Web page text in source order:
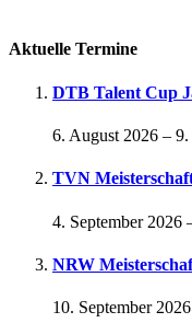
Aktuelle Termine
DTB Talent Cup
6. August 2026 – 9.
TVN
4. September 2026
NRW
10. September 2026